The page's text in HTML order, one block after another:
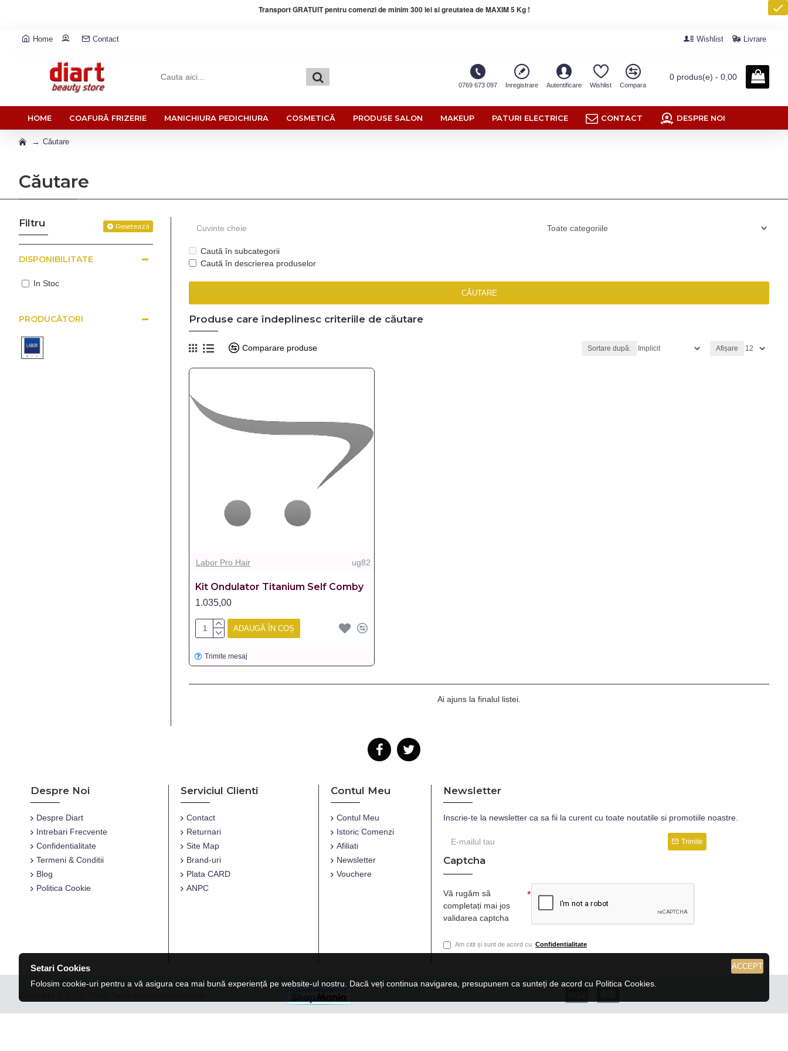
Transport GRATUIT pentru comenzi de minim 300 lei si greutatea de MAXIM 5 Kg !
Home Contact Wishlist Livrare
0769 673 097 Inregistrare Autentificare Wishlist Compara
0 produs(e) - 0,00
HOME COAFURĂ FRIZERIE MANICHIURA PEDICHIURA COSMETICĂ PRODUSE SALON MAKEUP PATURI ELECTRICE CONTACT DESPRE NOI
Căutare
Căutare
Filtru Resetează
PRODUCĂTORI
DISPONIBILITATE
In Stoc
Caută în subcategorii
Caută în descrierea produselor
CĂUTARE
Produse care îndeplinesc criteriile de căutare
Comparare produse Sortare după: Afișare
Labor Pro Hair ug82
Kit Ondulator Titanium Self Comby
1.035,00
ADAUGĂ ÎN COȘ
Trimite mesaj
Ai ajuns la finalul listei.
Despre Noi
Despre Diart
Intrebari Frecvente
Confidentialitate
Termeni & Conditii
Blog
Politica Cookie
Serviciul Clienti
Contact
Returnari
Site Map
Brand-uri
Plata CARD
ANPC
Contul Meu
Contul Meu
Istoric Comenzi
Afiliati
Newsletter
Vouchere
Newsletter
Inscrie-te la newsletter ca sa fii la curent cu toate noutatile si promotiile noastre.
Trimite
Captcha
Vă rugăm să
completați mai jos
validarea captcha
Am citit și sunt de acord cu Confidentialitate
ACCEPT
Setari Cookies
Folosim cookie-uri pentru a vă asigura cea mai bună experiență pe website-ul nostru. Dacă veți continua navigarea, presupunem ca sunteți de acord cu Politica Cookies.